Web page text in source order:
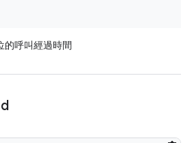
的呼叫經過時間